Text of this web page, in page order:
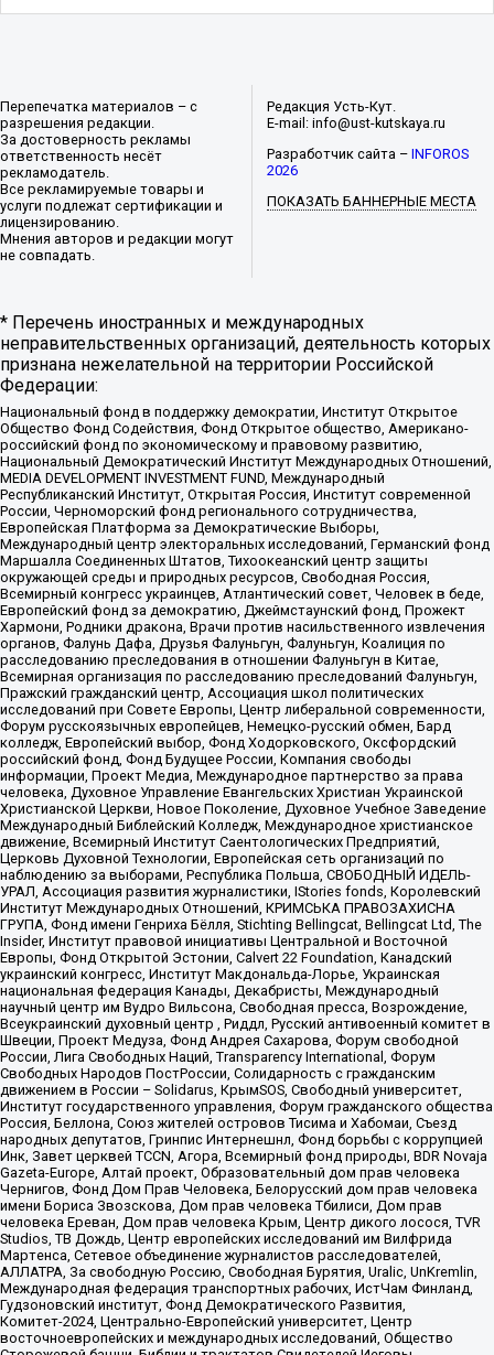
Перепечатка материалов – с
разрешения редакции.
За достоверность рекламы
ответственность несёт
рекламодатель.
Все рекламируемые товары и
услуги подлежат сертификации и
лицензированию.
Мнения авторов и редакции могут
не совпадать.
Редакция Усть-Кут.
E-mail: info@ust-kutskaya.ru
Разработчик сайта –INFOROS
2026
ПОКАЗАТЬ БАННЕРНЫЕ МЕСТА
* Перечень иностранных и международных
неправительственных организаций, деятельность которых
признана нежелательной на территории Российской
Федерации:
Национальный фонд в поддержку демократии, Институт Открытое
Общество Фонд Содействия, Фонд Открытое общество, Американо-
российский фонд по экономическому и правовому развитию,
Национальный Демократический Институт Международных Отношений,
MEDIA DEVELOPMENT INVESTMENT FUND, Международный
Республиканский Институт, Открытая Россия, Институт современной
России, Черноморский фонд регионального сотрудничества,
Европейская Платформа за Демократические Выборы,
Международный центр электоральных исследований, Германский фонд
Маршалла Соединенных Штатов, Тихоокеанский центр защиты
окружающей среды и природных ресурсов, Свободная Россия,
Всемирный конгресс украинцев, Атлантический совет, Человек в беде,
Европейский фонд за демократию, Джеймстаунский фонд, Прожект
Хармони, Родники дракона, Врачи против насильственного извлечения
органов, Фалунь Дафа, Друзья Фалуньгун, Фалуньгун, Коалиция по
расследованию преследования в отношении Фалуньгун в Китае,
Всемирная организация по расследованию преследований Фалуньгун,
Пражский гражданский центр, Ассоциация школ политических
исследований при Совете Европы, Центр либеральной современности,
Форум русскоязычных европейцев, Немецко-русский обмен, Бард
колледж, Европейский выбор, Фонд Ходорковского, Оксфордский
российский фонд, Фонд Будущее России, Компания свободы
информации, Проект Медиа, Международное партнерство за права
человека, Духовное Управление Евангельских Христиан Украинской
Христианской Церкви, Новое Поколение, Духовное Учебное Заведение
Международный Библейский Колледж, Международное христианское
движение, Всемирный Институт Саентологических Предприятий,
Церковь Духовной Технологии, Европейская сеть организаций по
наблюдению за выборами, Республика Польша, СВОБОДНЫЙ ИДЕЛЬ-
УРАЛ, Ассоциация развития журналистики, IStories fonds, Королевский
Институт Международных Отношений, КРИМСЬКА ПРАВОЗАХИСНА
ГРУПА, Фонд имени Генриха Бёлля, Stichting Bellingcat, Bellingcat Ltd, The
Insider, Институт правовой инициативы Центральной и Восточной
Европы, Фонд Открытой Эстонии, Calvert 22 Foundation, Канадский
украинский конгресс, Институт Макдональда-Лорье, Украинская
национальная федерация Канады, Декабристы, Международный
научный центр им Вудро Вильсона, Свободная пресса, Возрождение,
Всеукраинский духовный центр , Риддл, Русский антивоенный комитет в
Швеции, Проект Медуза, Фонд Андрея Сахарова, Форум свободной
России, Лига Свободных Наций, Transparеncy International, Форум
Свободных Народов ПостРоссии, Солидарность с гражданским
движением в России – Solidarus, КрымSOS, Свободный университет,
Институт государственного управления, Форум гражданского общества
Россия, Беллона, Союз жителей островов Тисима и Хабомаи, Съезд
народных депутатов, Гринпис Интернешнл, Фонд борьбы с коррупцией
Инк, Завет церквей TCCN, Агора, Всемирный фонд природы, BDR Novaja
Gazeta-Europe, Алтай проект, Образовательный дом прав человека
Чернигов, Фонд Дом Прав Человека, Белорусский дом прав человека
имени Бориса Звозскова, Дом прав человека Тбилиси, Дом прав
человека Ереван, Дом прав человека Крым, Центр дикого лосося, TVR
Studios, ТВ Дождь, Центр европейских исследований им Вилфрида
Мартенса, Сетевое объединение журналистов расследователей,
АЛЛАТРА, За свободную Россию, Свободная Бурятия, Uralic, UnKremlin,
Международная федерация транспортных рабочих, ИстЧам Финланд,
Гудзоновский институт, Фонд Демократического Развития,
Комитет-2024, Центрально-Европейский университет, Центр
восточноевропейских и международных исследований, Общество